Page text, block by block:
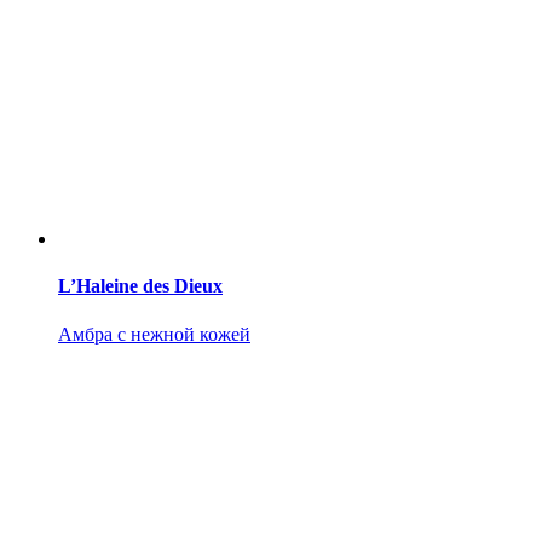
L’Haleine des Dieux
Амбра с нежной кожей